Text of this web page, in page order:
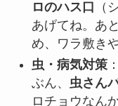
ロのハス口 （
あげてね。あ
め、ワラ敷き
虫・病気対策
ぶん、 虫さん
ロチョウなん